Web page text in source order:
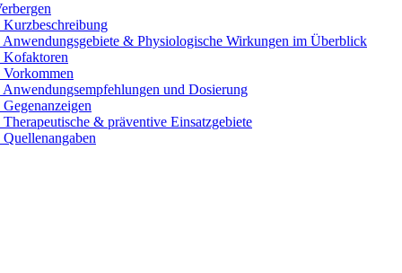
Kurzbeschreibung
Anwendungsgebiete & Physiologische Wirkungen im Überblick
Kofaktoren
Vorkommen
Anwendungsempfehlungen und Dosierung
Gegenanzeigen
Therapeutische & präventive Einsatzgebiete
Quellenangaben